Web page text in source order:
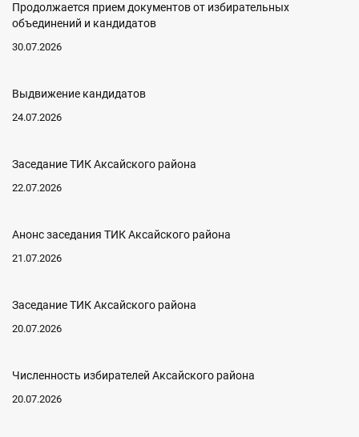
Продолжается прием документов от избирательных
объединений и кандидатов
30.07.2026
Выдвижение кандидатов
24.07.2026
Заседание ТИК Аксайского района
22.07.2026
Анонс заседания ТИК Аксайского района
21.07.2026
Заседание ТИК Аксайского района
20.07.2026
Численность избирателей Аксайского района
20.07.2026